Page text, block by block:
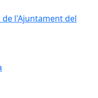
l'Ajuntament del